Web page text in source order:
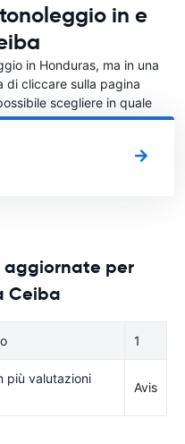
in e
in Honduras, ma in una
di cliccare sulla pagina
scegliere in quale
l'auto.
aggiornate per
Ceiba
1
più valutazioni
Avis